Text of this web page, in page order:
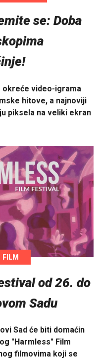
se: Doba
okreće video-igrama
hitove, a najnoviji
piksela na veliki ekran
FILM
od 26. do
Sadu
Sad će biti domaćin
"Harmless" Film
filmovima koji se